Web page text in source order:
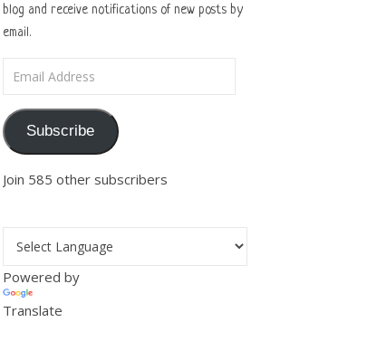
blog and receive notifications of new posts by
email.
Subscribe
Join 585 other subscribers
Powered by
Translate